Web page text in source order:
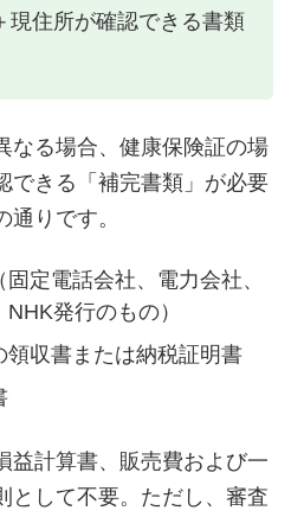
現住所が確認できる書類
なる場合、健康保険証の場
できる「補完書類」が必要
りです。
定電話会社、電力会社、
発行のもの）
領収書または納税証明書
益計算書、販売費および一
として不要。ただし、審査